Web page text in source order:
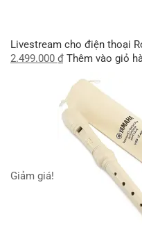
Livestream cho điện thoại
2.499.000 ₫ Thêm vào giỏ
Giảm giá!